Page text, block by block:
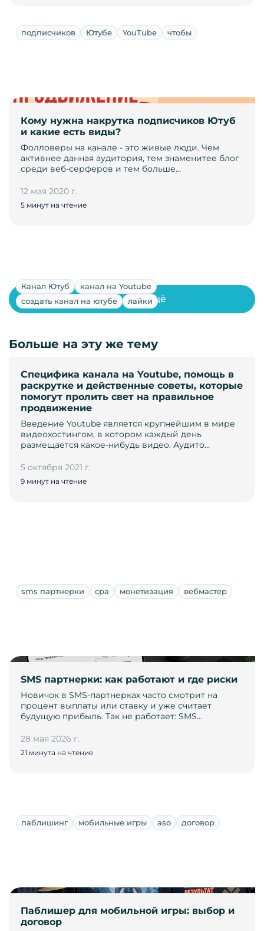
подписчиков Ютубе YouTube чтобы
Кому нужна накрутка подписчиков Ютуб
и какие есть виды?
Фолловеры на канале - это живые люди. Чем
активнее данная аудитория, тем знаменитее блог
среди веб-серферов и тем больше…
12 мая 2020 г.
5 минут на чтение
Канал Ютуб
канал на Youtube
создать канал на ютубе
лайки
Специфика канала на Youtube, помощь в
раскрутке и действенные советы, которые
помогут пролить свет на правильное
продвижение
Введение Youtube является крупнейшим в мире
видеохостингом, в котором каждый день
размещается какое-нибудь видео. Аудито…
5 октября 2021 г.
9 минут на чтение
Показать ещё
Больше на эту же тему
sms партнерки cpa монетизация вебмастер
SMS партнерки: как работают и где риски
Новичок в SMS-партнерках часто смотрит на
процент выплаты или ставку и уже считает
будущую прибыль. Так не работает: SMS…
28 мая 2026 г.
21 минута на чтение
паблишинг мобильные игры aso договор
Паблишер для мобильной игры: выбор и
договор